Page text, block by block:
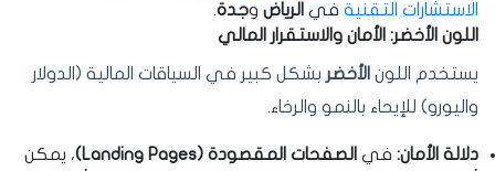
الاستشارات التقنية في الرياض وجدة.
اللون الأخضر: الأمان والاستقرار المالي
يستخدم اللون الأخضر بشكل كبير في السياقات المالية (الدولار
واليورو) للإيحاء بالنمو والرخاء.
دلالة الأمان: في الصفحات المقصودة (Landing Pages)
، يمكن